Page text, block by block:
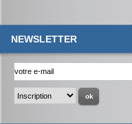
NEWSLETTER